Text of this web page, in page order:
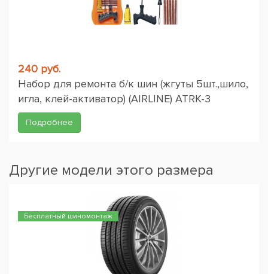
240 руб.
Набор для ремонта б/к шин (жгуты 5шт.,шило,
игла, клей-активатор) (AIRLINE) ATRK-3
Подробнее
Другие модели этого размера
Бесплатный шиномонтаж